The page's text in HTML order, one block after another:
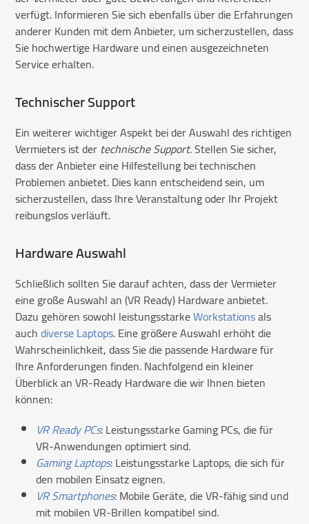
verfügt. Informieren Sie sich ebenfalls über die Erfahrungen
anderer Kunden mit dem Anbieter, um sicherzustellen, dass
Sie hochwertige Hardware und einen ausgezeichneten
Service erhalten.
Technischer Support
Ein weiterer wichtiger Aspekt bei der Auswahl des richtigen
Vermieters ist der technische Support. Stellen Sie sicher,
dass der Anbieter eine Hilfestellung bei technischen
Problemen anbietet. Dies kann entscheidend sein, um
sicherzustellen, dass Ihre Veranstaltung oder Ihr Projekt
reibungslos verläuft.
Hardware Auswahl
Schließlich sollten Sie darauf achten, dass der Vermieter
eine große Auswahl an (VR Ready) Hardware anbietet.
Dazu gehören sowohl leistungsstarkeWorkstationsals
auchdiverse Laptops. Eine größere Auswahl erhöht die
Wahrscheinlichkeit, dass Sie die passende Hardware für
Ihre Anforderungen finden. Nachfolgend ein kleiner
Überblick an VR-Ready Hardware die wir Ihnen bieten
können:
VR Ready PCs: Leistungsstarke Gaming PCs, die für
VR-Anwendungen optimiert sind.
Gaming Laptops: Leistungsstarke Laptops, die sich für
den mobilen Einsatz eignen.
VR Smartphones: Mobile Geräte, die VR-fähig sind und
mit mobilen VR-Brillen kompatibel sind.